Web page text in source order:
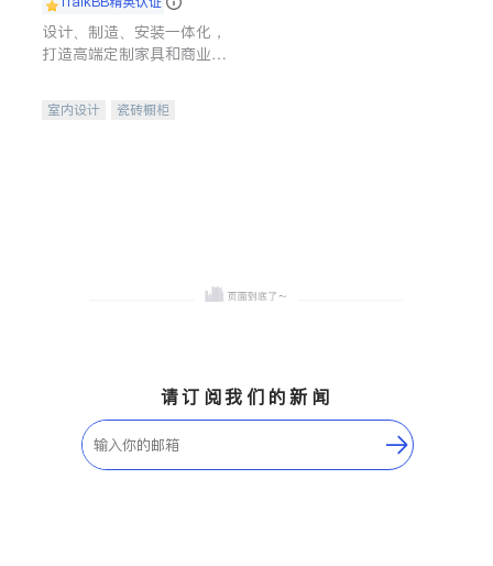
设计、制造、安装一体化，
打造高端定制家具和商业空
室内设计
瓷砖橱柜
请订阅我们的新闻